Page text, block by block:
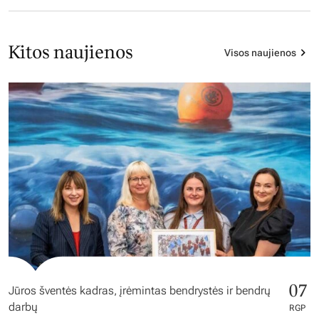
Kitos naujienos Visos naujienos
Jūros šventės kadras, įrėmintas bendrystės ir bendrų
darbų
07
RGP